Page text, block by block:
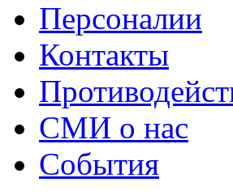
Персоналии
Контакты
СМИ о нас
События